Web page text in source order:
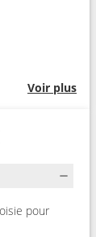
Voir plus
pour